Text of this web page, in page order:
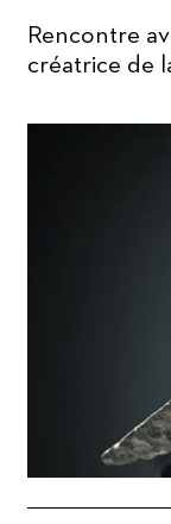
Rencontre
créatrice de